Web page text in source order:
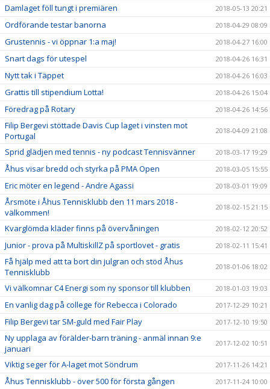
Damlaget föll tungt i premiären 2018-05-13 20:21
Ordförande testar banorna 2018-04-29 08:09
Grustennis - vi öppnar 1:a maj! 2018-04-27 16:00
Snart dags för utespel 2018-04-26 16:31
Nytt tak i Täppet 2018-04-26 16:03
Grattis till stipendium Lotta! 2018-04-26 15:04
Föredrag på Rotary 2018-04-26 14:56
Filip Bergevi stöttade Davis Cup laget i vinsten mot
Portugal
2018-04-09 21:08
Sprid glädjen med tennis - ny podcast Tennisvänner 2018-03-17 19:29
Åhus visar bredd och styrka på PMA Open 2018-03-05 15:55
Eric möter en legend - Andre Agassi 2018-03-01 19:09
Årsmöte i Åhus Tennisklubb den 11 mars 2018 -
välkommen!
2018-02-15 21:15
Kvarglömda kläder finns på övervåningen 2018-02-12 20:52
Junior - prova på MultiskillZ på sportlovet - gratis 2018-02-11 15:41
Få hjälp med att ta bort din julgran och stöd Åhus
Tennisklubb
2018-01-06 18:02
Vi välkomnar C4 Energi som ny sponsor till klubben 2018-01-03 19:03
En vanlig dag på college för Rebecca i Colorado 2017-12-29 10:21
Filip Bergevi tar SM-guld med Fair Play 2017-12-10 19:50
Ny upplaga av förälder-barn träning - anmäl innan 9:e
januari
2017-12-02 10:51
Viktig seger för A-laget mot Söndrum 2017-11-26 14:21
Åhus Tennisklubb - över 500 för första gången 2017-11-24 10:00